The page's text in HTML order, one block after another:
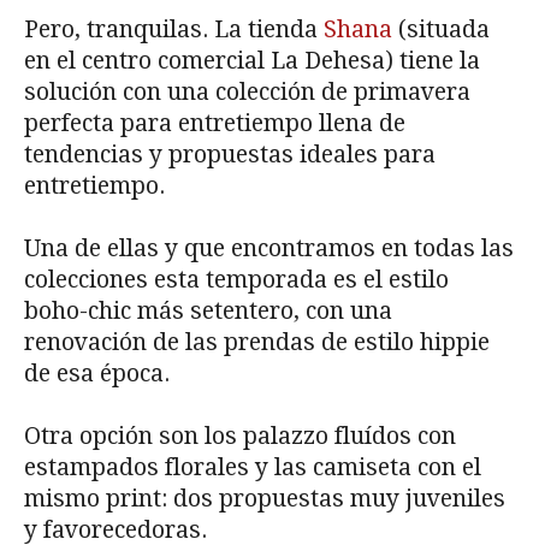
Pero, tranquilas. La tienda Shana (situada
en el centro comercial La Dehesa) tiene la
solución con una colección de primavera
perfecta para entretiempo llena de
tendencias y propuestas ideales para
entretiempo.
Una de ellas y que encontramos en todas las
colecciones esta temporada es el estilo
boho-chic más setentero, con una
renovación de las prendas de estilo hippie
de esa época.
Otra opción son los palazzo fluídos con
estampados florales y las camiseta con el
mismo print: dos propuestas muy juveniles
y favorecedoras.